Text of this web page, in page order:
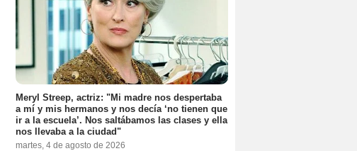
Meryl Streep, actriz: "Mi madre nos despertaba
a mí y mis hermanos y nos decía ‘no tienen que
ir a la escuela’. Nos saltábamos las clases y ella
nos llevaba a la ciudad"
martes, 4 de agosto de 2026